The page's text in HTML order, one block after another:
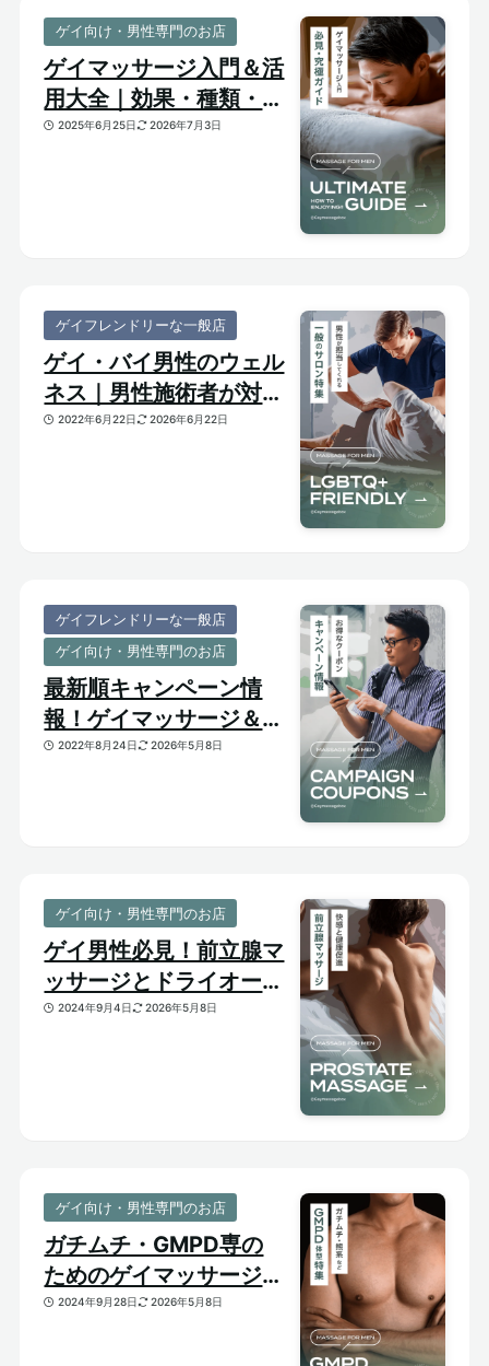
ゲイ向け・男性専門のお店
ゲイマッサージ入門＆活
用大全｜効果・種類・選
び方がわかる体験ガイド
2025年6月25日 2026年7月3日
ゲイフレンドリーな一般店
ゲイ・バイ男性のウェル
ネス｜男性施術者が対応
してくれるゲイフレンド
2022年6月22日 2026年6月22日
ゲイフレンドリーな一般店
ゲイ向け・男性専門のお店
最新順キャンペーン情
報！ゲイマッサージ＆メ
ンズ向けサロンのお得割
2022年8月24日 2026年5月8日
ゲイ向け・男性専門のお店
ゲイ男性必見！前立腺マ
ッサージとドライオーガ
ズム【はじめての前立腺
2024年9月4日 2026年5月8日
ゲイ向け・男性専門のお店
ガチムチ・GMPD専の
ためのゲイマッサージ
【太め・熊系のおすすめ
2024年9月28日 2026年5月8日